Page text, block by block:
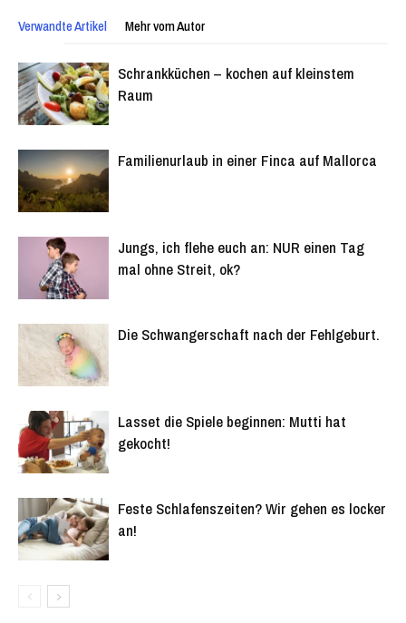
Verwandte Artikel Mehr vom Autor
Schrankküchen – kochen auf kleinstem
Raum
Familienurlaub in einer Finca auf Mallorca
Jungs, ich flehe euch an: NUR einen Tag
mal ohne Streit, ok?
Die Schwangerschaft nach der Fehlgeburt.
Lasset die Spiele beginnen: Mutti hat
gekocht!
Feste Schlafenszeiten? Wir gehen es locker
an!